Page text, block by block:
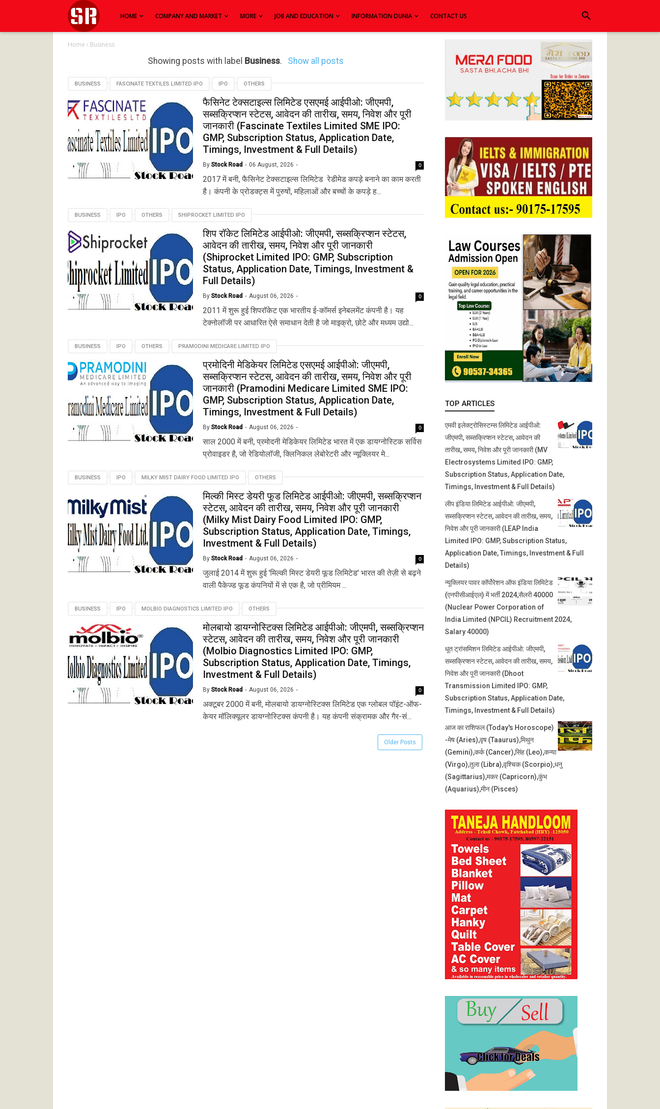
HOME COMPANY AND MARKET MORE JOB AND EDUCATION INFORMATION DUNIA CONTACT US search
Home › Business
Showing posts with label Business. Show all posts
BUSINESS FASCINATE TEXTILES LIMITED IPO IPO OTHERS
फैसिनेट टेक्सटाइल्स लिमिटेड एसएमई आईपीओ: जीएमपी,
सब्सक्रिप्शन स्टेटस, आवेदन की तारीख, समय, निवेश और पूरी
जानकारी (Fascinate Textiles Limited SME IPO:
GMP, Subscription Status, Application Date,
Timings, Investment & Full Details)
By Stock Road 06 August, 2026 0
2017 में बनी, फैसिनेट टेक्सटाइल्स लिमिटेड रेडीमेड कपड़े बनाने का काम करती
है। कंपनी के प्रोडक्ट्स में पुरुषों, महिलाओं और बच्चों के कपड़े ह...
BUSINESS IPO OTHERS SHIPROCKET LIMITED IPO
शिप रॉकेट लिमिटेड आईपीओ: जीएमपी, सब्सक्रिप्शन स्टेटस,
आवेदन की तारीख, समय, निवेश और पूरी जानकारी
(Shiprocket Limited IPO: GMP, Subscription
Status, Application Date, Timings, Investment &
Full Details)
By Stock Road August 06, 2026 0
2011 में शुरू हुई शिपरॉकेट एक भारतीय ई-कॉमर्स इनेबलमेंट कंपनी है। यह
टेक्नोलॉजी पर आधारित ऐसे समाधान देती है जो माइक्रो, छोटे और मध्यम उद्यो...
BUSINESS IPO OTHERS PRAMODINI MEDICARE LIMITED IPO
प्रमोदिनी मेडिकेयर लिमिटेड एसएमई आईपीओ: जीएमपी,
सब्सक्रिप्शन स्टेटस, आवेदन की तारीख, समय, निवेश और पूरी
जानकारी (Pramodini Medicare Limited SME IPO:
GMP, Subscription Status, Application Date,
Timings, Investment & Full Details)
By Stock Road August 06, 2026 0
साल 2000 में बनी, प्रमोदनी मेडिकेयर लिमिटेड भारत में एक डायग्नोस्टिक सर्विस
प्रोवाइडर है, जो रेडियोलॉजी, क्लिनिकल लेबोरेटरी और न्यूक्लियर मे...
BUSINESS IPO MILKY MIST DAIRY FOOD LIMITED IPO OTHERS
मिल्की मिस्ट डेयरी फूड लिमिटेड आईपीओ: जीएमपी, सब्सक्रिप्शन
स्टेटस, आवेदन की तारीख, समय, निवेश और पूरी जानकारी
(Milky Mist Dairy Food Limited IPO: GMP,
Subscription Status, Application Date, Timings,
Investment & Full Details)
By Stock Road August 06, 2026 0
जुलाई 2014 में शुरू हुई 'मिल्की मिस्ट डेयरी फूड लिमिटेड' भारत की तेज़ी से बढ़ने
वाली पैकेज्ड फूड कंपनियों में से एक है, जो प्रीमियम ...
BUSINESS IPO MOLBIO DIAGNOSTICS LIMITED IPO OTHERS
मोलबायो डायग्नोस्टिक्स लिमिटेड आईपीओ: जीएमपी, सब्सक्रिप्शन
स्टेटस, आवेदन की तारीख, समय, निवेश और पूरी जानकारी
(Molbio Diagnostics Limited IPO: GMP,
Subscription Status, Application Date, Timings,
Investment & Full Details)
By Stock Road August 06, 2026 0
अक्टूबर 2000 में बनी, मोलबायो डायग्नोस्टिक्स लिमिटेड एक ग्लोबल पॉइंट-ऑफ-
केयर मॉलिक्यूलर डायग्नोस्टिक्स कंपनी है। यह कंपनी संक्रामक और गैर-सं...
Older Posts
TOP ARTICLES
एमवी इलेक्ट्रोसिस्टम्स लिमिटेड आईपीओ:
जीएमपी, सब्सक्रिप्शन स्टेटस, आवेदन की
तारीख, समय, निवेश और पूरी जानकारी (MV
Electrosystems Limited IPO: GMP,
Subscription Status, Application Date,
Timings, Investment & Full Details)
लीप इंडिया लिमिटेड आईपीओ: जीएमपी,
सब्सक्रिप्शन स्टेटस, आवेदन की तारीख, समय,
निवेश और पूरी जानकारी (LEAP India
Limited IPO: GMP, Subscription Status,
Application Date, Timings, Investment & Full
Details)
न्यूक्लियर पावर कॉर्पोरेशन ऑफ इंडिया लिमिटेड
(एनपीसीआईएल) में भर्ती 2024,सैलरी 40000
(Nuclear Power Corporation of
India Limited (NPCIL) Recruitment 2024,
Salary 40000)
धूत ट्रांसमिशन लिमिटेड आईपीओ: जीएमपी,
सब्सक्रिप्शन स्टेटस, आवेदन की तारीख, समय,
निवेश और पूरी जानकारी (Dhoot
Transmission Limited IPO: GMP,
Subscription Status, Application Date,
Timings, Investment & Full Details)
आज का राशिफल (Today's Horoscope)
-मेष (Aries),वृष (Taaurus),मिथुन
(Gemini),कर्क (Cancer),सिंह (Leo),कन्या
(Virgo),तुला (Libra),वृश्चिक (Scorpio),धनु
(Sagittarius),मकर (Capricorn),कुंभ
(Aquarius),मीन (Pisces)